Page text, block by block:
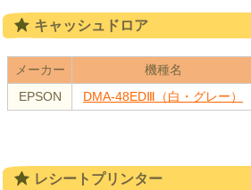
キャッシュドロア
メーカー 機種名
EPSON
DMA-48EDⅢ（白・グレー）
レシートプリンター